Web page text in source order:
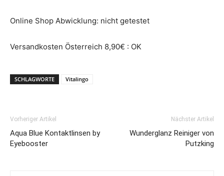
Online Shop Abwicklung: nicht getestet
Versandkosten Österreich 8,90€ : OK
SCHLAGWORTE Vitalingo
Vorheriger Artikel
Aqua Blue Kontaktlinsen by
Eyebooster
Nächster Artikel
Wunderglanz Reiniger von
Putzking